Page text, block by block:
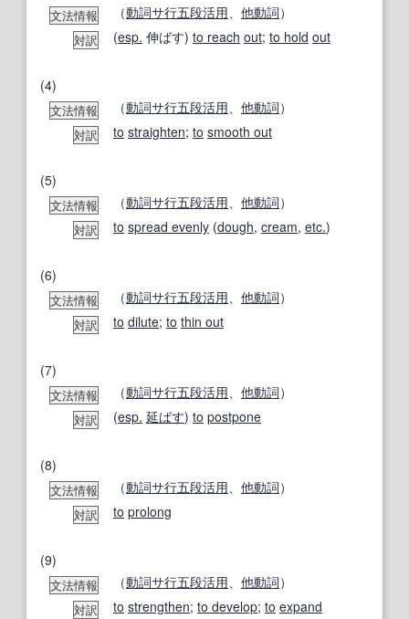
文法情報 （動詞サ行五段活用 他動詞）
対訳 (esp. 伸ばす) to reach out; to hold out
(4)
文法情報 （動詞サ行五段活用 他動詞）
対訳 to straighten; to smooth out
(5)
文法情報 （動詞サ行五段活用 他動詞）
対訳 to spread evenly (dough, cream, etc.)
(6)
文法情報 （動詞サ行五段活用 他動詞）
対訳 to dilute; to thin out
(7)
文法情報 （動詞サ行五段活用 他動詞）
対訳 (esp. 延ばす) to postpone
(8)
文法情報 （動詞サ行五段活用 他動詞）
対訳 to prolong
(9)
文法情報 （動詞サ行五段活用 他動詞）
対訳 to strengthen; to develop; to expand